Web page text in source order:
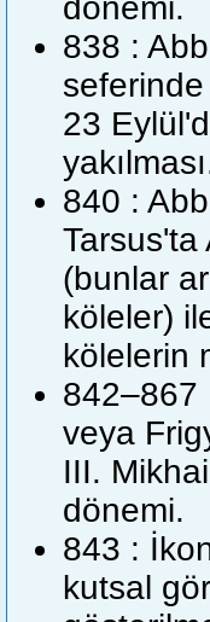
838 :
23
840 :
(bunlar
köleler)
kölelerin
842–867
veya
III.
dönemi.
843 :
kutsal